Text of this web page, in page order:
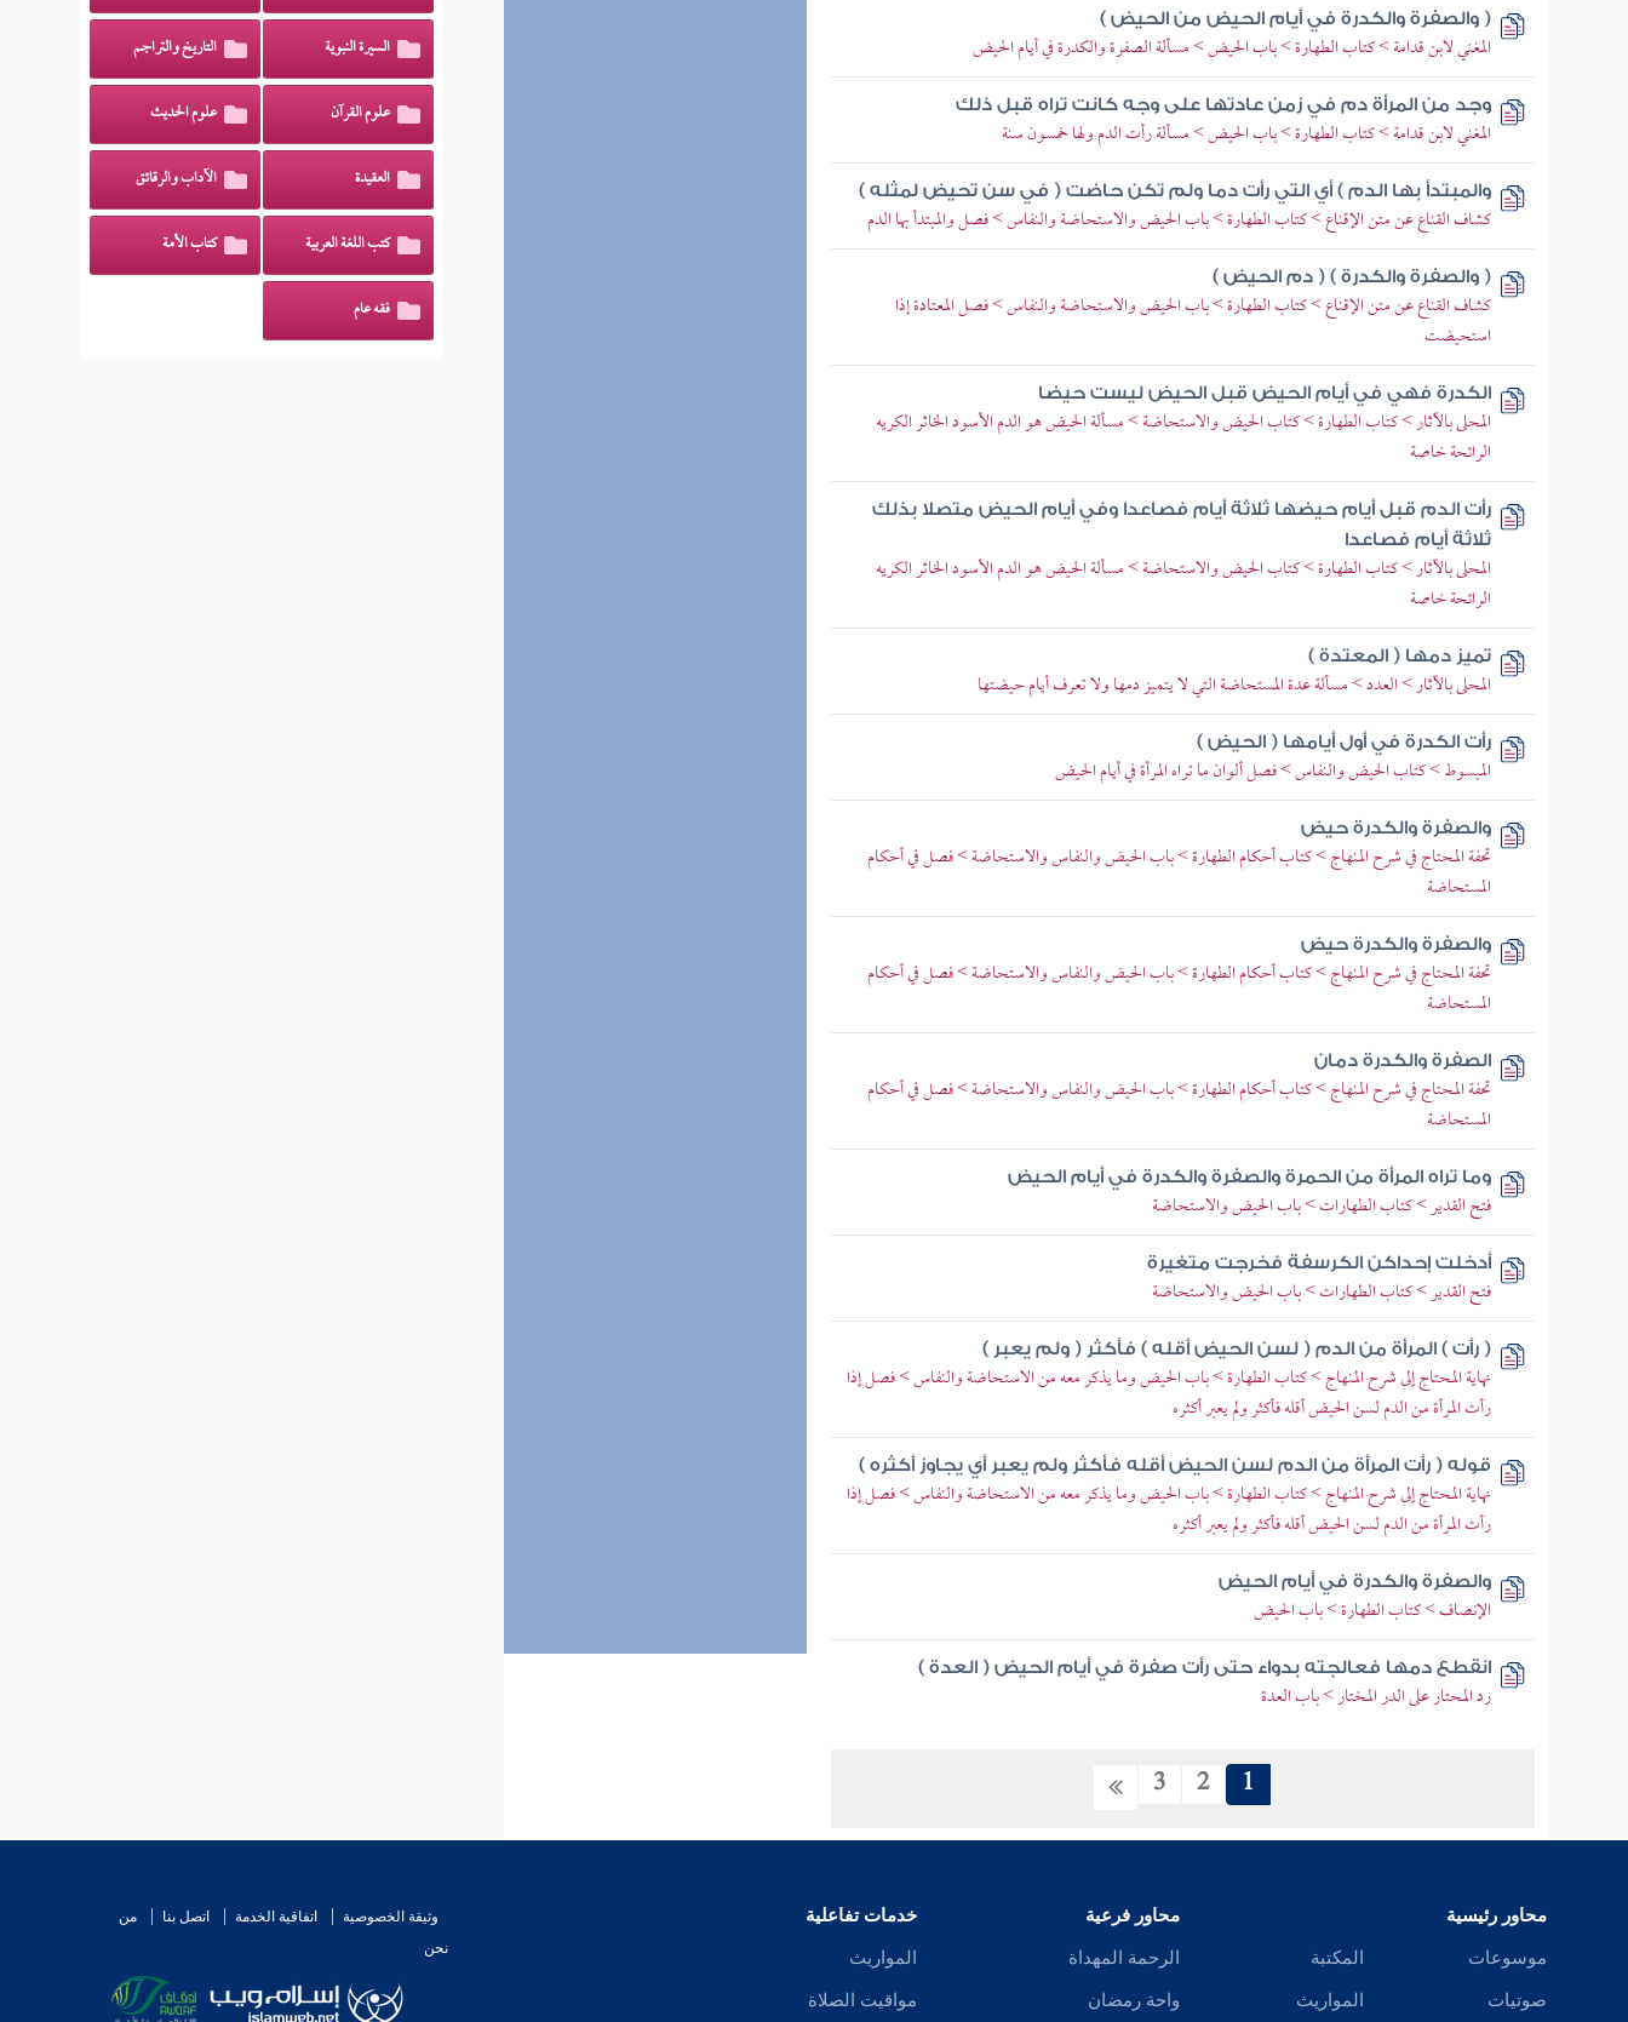
( والصفرة والكدرة في أيام الحيض من الحيض )
المغني لابن قدامة > كتاب الطهارة > باب الحيض > مسألة الصفرة والكدرة في أيام الحيض
وجد من المرأة دم في زمن عادتها على وجه كانت تراه قبل ذلك
المغني لابن قدامة > كتاب الطهارة > باب الحيض > مسألة رأت الدم ولها خمسون سنة
والمبتدأ بها الدم ) أي التي رأت دما ولم تكن حاضت ( في سن تحيض لمثله )
كشاف القناع عن متن الإقناع > كتاب الطهارة > باب الحيض والاستحاضة والنفاس > فصل والمبتدأ بها الدم
( والصفرة والكدرة ) ( دم الحيض )
كشاف القناع عن متن الإقناع > كتاب الطهارة > باب الحيض والاستحاضة والنفاس > فصل المعتادة إذا
استحيضت
الكدرة فهي في أيام الحيض قبل الحيض ليست حيضا
المحلى بالآثار > كتاب الطهارة > كتاب الحيض والاستحاضة > مسألة الحيض هو الدم الأسود الخاثر الكريه
الرائحة خاصة
رأت الدم قبل أيام حيضها ثلاثة أيام فصاعدا وفي أيام الحيض متصلا بذلك
ثلاثة أيام فصاعدا
المحلى بالآثار > كتاب الطهارة > كتاب الحيض والاستحاضة > مسألة الحيض هو الدم الأسود الخاثر الكريه
الرائحة خاصة
تميز دمها ( المعتدة )
المحلى بالآثار > العدد > مسألة عدة المستحاضة التي لا يتميز دمها ولا تعرف أيام حيضتها
رأت الكدرة في أول أيامها ( الحيض )
المبسوط > كتاب الحيض والنفاس > فصل ألوان ما تراه المرأة في أيام الحيض
والصفرة والكدرة حيض
تحفة المحتاج في شرح المنهاج > كتاب أحكام الطهارة > باب الحيض والنفاس والاستحاضة > فصل في أحكام
المستحاضة
والصفرة والكدرة حيض
تحفة المحتاج في شرح المنهاج > كتاب أحكام الطهارة > باب الحيض والنفاس والاستحاضة > فصل في أحكام
المستحاضة
الصفرة والكدرة دمان
تحفة المحتاج في شرح المنهاج > كتاب أحكام الطهارة > باب الحيض والنفاس والاستحاضة > فصل في أحكام
المستحاضة
وما تراه المرأة من الحمرة والصفرة والكدرة في أيام الحيض
فتح القدير > كتاب الطهارات > باب الحيض والاستحاضة
أدخلت إحداكن الكرسفة فخرجت متغيرة
فتح القدير > كتاب الطهارات > باب الحيض والاستحاضة
( رأت ) المرأة من الدم ( لسن الحيض أقله ) فأكثر ( ولم يعبر )
نهاية المحتاج إلى شرح المنهاج > كتاب الطهارة > باب الحيض وما يذكر معه من الاستحاضة والنفاس > فصل إذا
رأت المرأة من الدم لسن الحيض أقله فأكثر ولم يعبر أكثره
قوله ( رأت المرأة من الدم لسن الحيض أقله فأكثر ولم يعبر أي يجاوز أكثره )
نهاية المحتاج إلى شرح المنهاج > كتاب الطهارة > باب الحيض وما يذكر معه من الاستحاضة والنفاس > فصل إذا
رأت المرأة من الدم لسن الحيض أقله فأكثر ولم يعبر أكثره
والصفرة والكدرة في أيام الحيض
الإنصاف > كتاب الطهارة > باب الحيض
انقطع دمها فعالجته بدواء حتى رأت صفرة في أيام الحيض ( العدة )
رد المحتار على الدر المختار > باب العدة
1
2
3
السيرة النبوية التاريخ والتراجم
علوم القرآن علوم الحديث
العقيدة الآداب والرقائق
كتب اللغة العربية كتاب الأمة
فقه عام
محاور رئيسية
موسوعات
صوتيات
المكتبة
المواريث
محاور فرعية
الرحمة المهداة
واحة رمضان
خدمات تفاعلية
المواريث
مواقيت الصلاة
وثيقة الخصوصية اتفاقية الخدمة اتصل بنا
من
نحن